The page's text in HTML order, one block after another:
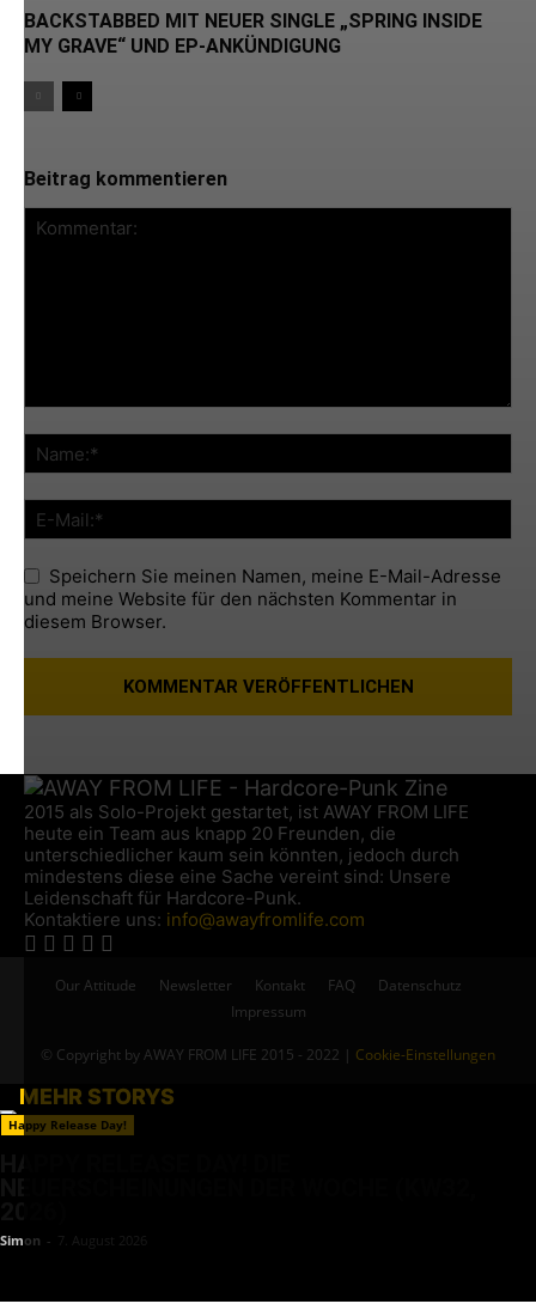
BACKSTABBED MIT NEUER SINGLE „SPRING INSIDE
MY GRAVE“ UND EP-ANKÜNDIGUNG
Beitrag kommentieren
Speichern Sie meinen Namen, meine E-Mail-Adresse
und meine Website für den nächsten Kommentar in
diesem Browser.
2015 als Solo-Projekt gestartet, ist AWAY FROM LIFE
heute ein Team aus knapp 20 Freunden, die
unterschiedlicher kaum sein könnten, jedoch durch
mindestens diese eine Sache vereint sind: Unsere
Leidenschaft für Hardcore-Punk.
Kontaktiere uns: info@awayfromlife.com
Our Attitude Newsletter Kontakt FAQ
Datenschutz
Impressum
© Copyright by AWAY FROM LIFE 2015 - 2022 | Cookie-Einstellungen
MEHR STORYS
Happy Release Day!
Simon - 7. August 2026